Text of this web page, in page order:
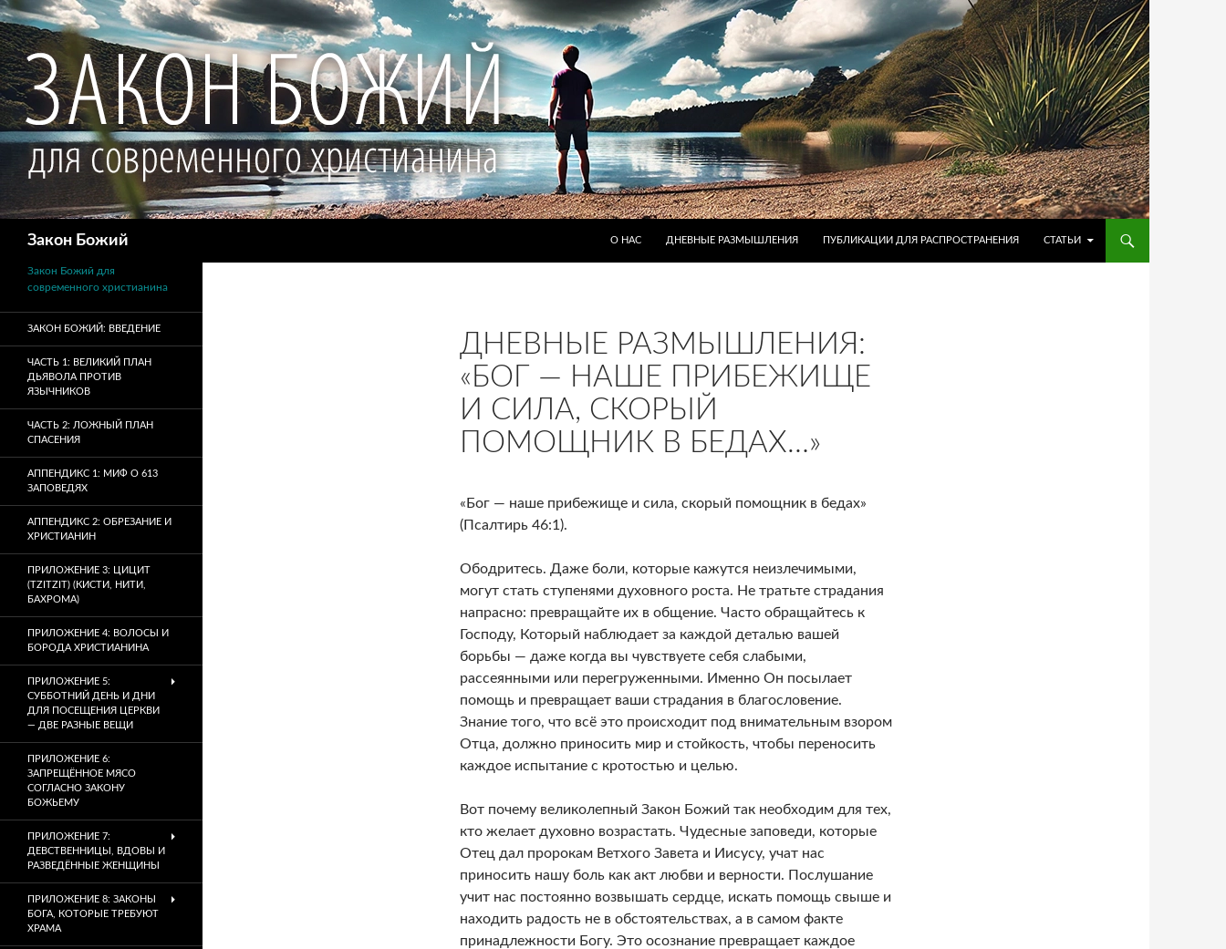
Закон Божий
О НАС
ДНЕВНЫЕ РАЗМЫШЛЕНИЯ ПУБЛИКАЦИИ ДЛЯ РАСПРОСТРАНЕНИЯ СТАТЬИ
ДНЕВНЫЕ РАЗМЫШЛЕНИЯ:
«БОГ — НАШЕ ПРИБЕЖИЩЕ
И СИЛА, СКОРЫЙ
ПОМОЩНИК В БЕДАХ…»
«Бог — наше прибежище и сила, скорый помощник в бедах»
(Псалтирь 46:1).
Ободритесь. Даже боли, которые кажутся неизлечимыми,
могут стать ступенями духовного роста. Не тратьте страдания
напрасно: превращайте их в общение. Часто обращайтесь к
Господу, Который наблюдает за каждой деталью вашей
борьбы — даже когда вы чувствуете себя слабыми,
рассеянными или перегруженными. Именно Он посылает
помощь и превращает ваши страдания в благословение.
Знание того, что всё это происходит под внимательным взором
Отца, должно приносить мир и стойкость, чтобы переносить
каждое испытание с кротостью и целью.
Вот почему великолепный Закон Божий так необходим для тех,
кто желает духовно возрастать. Чудесные заповеди, которые
Отец дал пророкам Ветхого Завета и Иисусу, учат нас
приносить нашу боль как акт любви и верности. Послушание
учит нас постоянно возвышать сердце, искать помощь свыше и
находить радость не в обстоятельствах, а в самом факте
принадлежности Богу. Это осознание превращает каждое
Закон Божий для
современного христианина
ЗАКОН БОЖИЙ: ВВЕДЕНИЕ
ЧАСТЬ 1: ВЕЛИКИЙ ПЛАН
ДЬЯВОЛА ПРОТИВ
ЯЗЫЧНИКОВ
ЧАСТЬ 2: ЛОЖНЫЙ ПЛАН
СПАСЕНИЯ
АППЕНДИКС 1: МИФ О 613
ЗАПОВЕДЯХ
АППЕНДИКС 2: ОБРЕЗАНИЕ И
ХРИСТИАНИН
ПРИЛОЖЕНИЕ 3: ЦИЦИТ
(TZITZIT) (КИСТИ, НИТИ,
БАХРОМА)
ПРИЛОЖЕНИЕ 4: ВОЛОСЫ И
БОРОДА ХРИСТИАНИНА
ПРИЛОЖЕНИЕ 5:
СУББОТНИЙ ДЕНЬ И ДНИ
ДЛЯ ПОСЕЩЕНИЯ ЦЕРКВИ
— ДВЕ РАЗНЫЕ ВЕЩИ
ПРИЛОЖЕНИЕ 6:
ЗАПРЕЩЁННОЕ МЯСО
СОГЛАСНО ЗАКОНУ
БОЖЬЕМУ
ПРИЛОЖЕНИЕ 7:
ДЕВСТВЕННИЦЫ, ВДОВЫ И
РАЗВЕДЁННЫЕ ЖЕНЩИНЫ
ПРИЛОЖЕНИЕ 8: ЗАКОНЫ
БОГА, КОТОРЫЕ ТРЕБУЮТ
ХРАМА